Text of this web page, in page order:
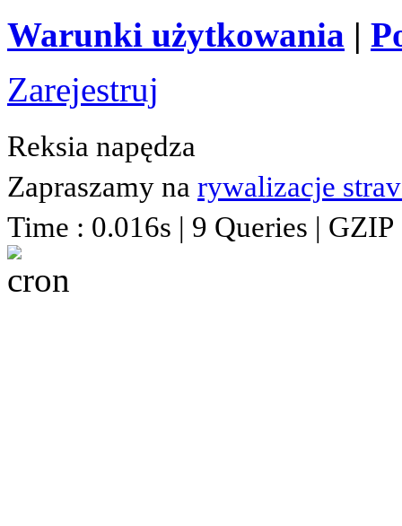
Warunki użytkowania |
Zarejestruj
Reksia napędza
Zapraszamy na rywalizacje
Time : 0.016s | 9 Queries |